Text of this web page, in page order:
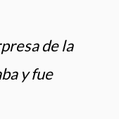
de la
y fue